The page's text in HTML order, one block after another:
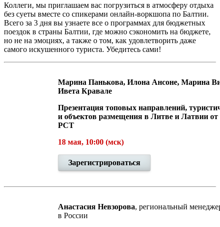
Коллеги, мы приглашаем вас погрузиться в атмосферу отдыха
без суеты вместе со спикерами онлайн-воркшопа по Балтии.
Всего за 3 дня вы узнаете все о программах для бюджетных
поездок в страны Балтии, где можно сэкономить на бюджете,
но не на эмоциях, а также о том, как удовлетворить даже
самого искушенного туриста. Убедитесь сами!
Марина Панькова, Илона Ансоне, Марина
Ивета Кравале
Презентация топовых направлений,
и объектов размещения в Литве и Латвии от
РСТ
18 мая, 10:00 (мск)
Зарегистрироваться
Анастасия Невзорова, региональный
в России